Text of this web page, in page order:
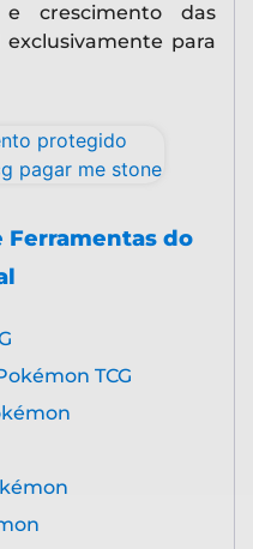
crescimento das
para
Ferramentas do
TCG